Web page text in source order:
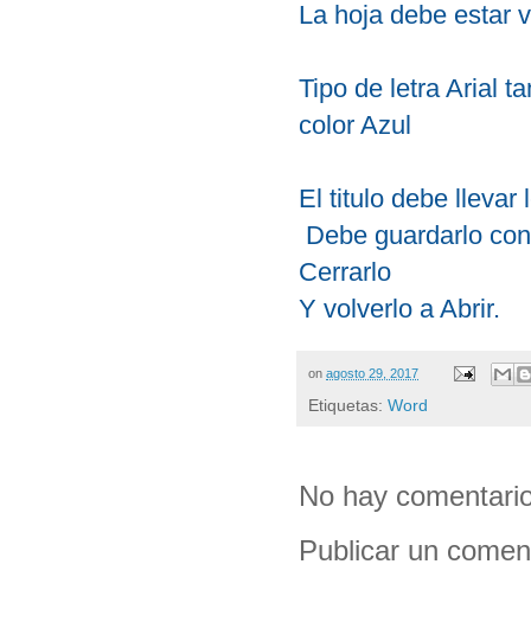
La hoja debe estar
Tipo de letra Arial
color Azul
El titulo debe llevar
Debe guardarlo
Cerrarlo
Y volverlo a Abrir.
on agosto 29, 2017
Etiquetas: Word
No hay
Publicar un